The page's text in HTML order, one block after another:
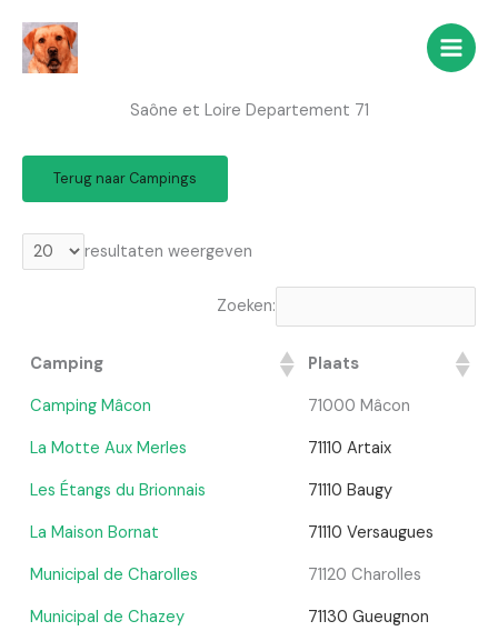
naar
Saône et Loire Departement 71
Terug naar Campings
resultaten weergeven
Zoeken:
Camping
Plaats
Camping Mâcon
71000 Mâcon
La Motte Aux Merles
71110 Artaix
Les Étangs du Brionnais
71110 Baugy
La Maison Bornat
71110 Versaugues
Municipal de Charolles
71120 Charolles
Municipal de Chazey
71130 Gueugnon